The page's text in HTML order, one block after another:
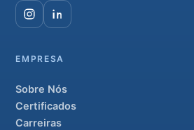
EMPRESA
Sobre Nós
Certificados
Carreiras